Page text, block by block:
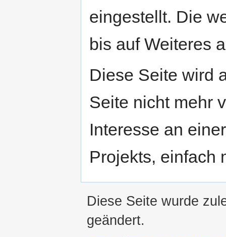
eingestellt. Die
bis auf Weiteres
Diese Seite wird
Seite nicht mehr
Interesse an
Projekts, einfach
Diese Seite wurde
geändert.